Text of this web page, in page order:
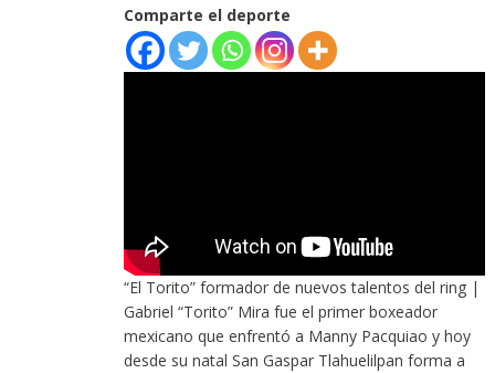
Comparte el deporte
“El Torito” formador de nuevos talentos del ring |
Gabriel “Torito” Mira fue el primer boxeador
mexicano que enfrentó a Manny Pacquiao y hoy
desde su natal San Gaspar Tlahuelilpan forma a